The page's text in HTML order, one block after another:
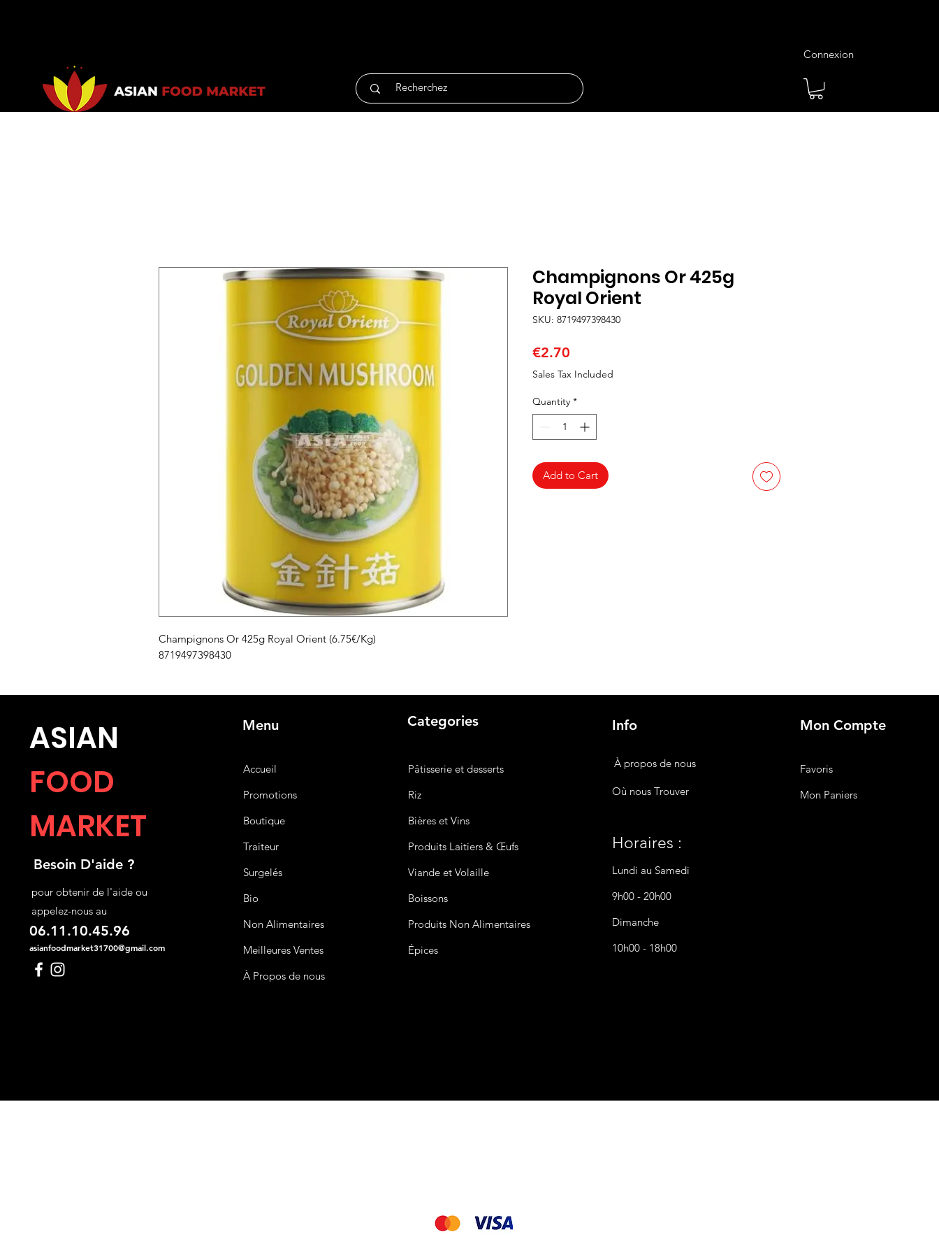
Connexion
Champignons Or 425g Royal Orient (6.75€/Kg)
8719497398430
Champignons Or 425g
Royal Orient
SKU: 8719497398430
€2.70
Sales Tax Included
Quantity *
Add to Cart
ASIAN
FOOD
MARKET
Besoin D'aide ?
pour obtenir de l'aide ou
appelez-nous au
06.11.10.45.96
asianfoodmarket31700@gmail.com
Menu
Accueil
Promotions
Boutique
Traiteur
Surgelés
Bio
Non Alimentaires
Meilleures Ventes
À Propos de nous
Categories
Pâtisserie et desserts
Riz
Bièreset Vins
Produits Laitiers & Œufs
Viande et Volaille
Boissons
Produits Non Alimentaires
Épices
Info
Où nous Trouver
Horaires :
Lundi au Samedi
9h00 - 20h00
Dimanche
10h00 - 18h00
À propos de nous
Mon Compte
Favoris
Mon Paniers